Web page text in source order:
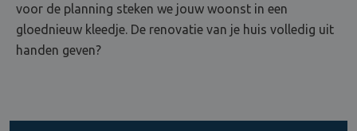
voor de planning steken we jouw woonst in een
gloednieuw kleedje. De renovatie van je huis volledig uit
handen geven?